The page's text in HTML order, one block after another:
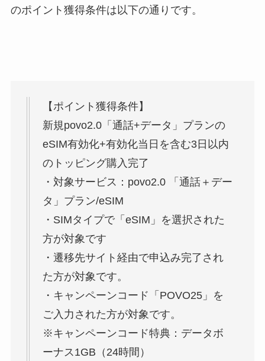
のポイント獲得条件は以下の通りです。
【ポイント獲得条件】
新規povo2.0「通話+データ」プランの
eSIM有効化+有効化当日を含む3日以内
のトッピング購入完了
・対象サービス：povo2.0 「通話＋デー
タ」プラン/eSIM
・SIMタイプで「eSIM」を選択された
方が対象です
・遷移先サイト経由で申込み完了され
た方が対象です。
・キャンペーンコード「POVO25」を
ご入力された方が対象です。
※キャンペーンコード特典：データボ
ーナス1GB（24時間）